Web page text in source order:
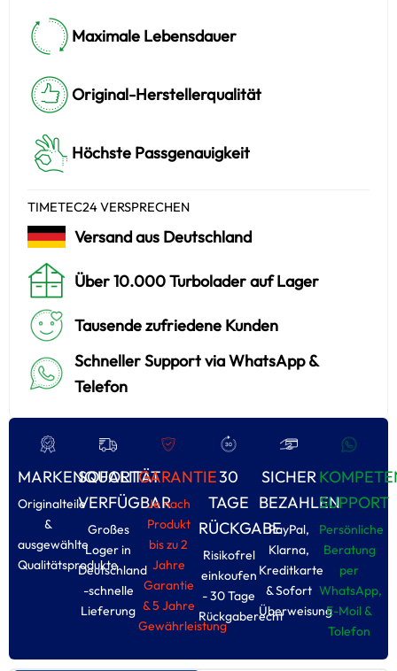
Maximale Lebensdauer
Original-Herstellerqualität
Höchste Passgenauigkeit
TIMETEC24 VERSPRECHEN
Versand aus Deutschland
Über 10.000 Turbolader auf Lager
Tausende zufriedene Kunden
Schneller Support via WhatsApp &
Telefon
MARKENQUALITÄT
Originalteile
&
ausgewählte
Qualitätsprodukte
SOFORT
VERFÜGBAR
Großes
Loger in
Deutschland
-schnelle
Lieferung
GARANTIE
Je nach
Produkt
bis zu 2
Jahre
Garantie
& 5 Jahre
Gewährleistung
30
TAGE
RÜCKGABE
Risikofrel
einkoufen
- 30 Tage
Rückgaberecht
SICHER
BEZAHLEN
PayPal,
Klarna,
Kreditkarte
& Sofort
Überweisung
SUPPORT
Persönliche
Beratung
per
WhatsApp,
E-Moil &
Tolefon